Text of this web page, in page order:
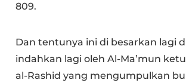
809.
Dan tentunya ini di besarkan lagi
indahkan lagi oleh Al-Ma’mun
al-Rashid yang mengumpulkan